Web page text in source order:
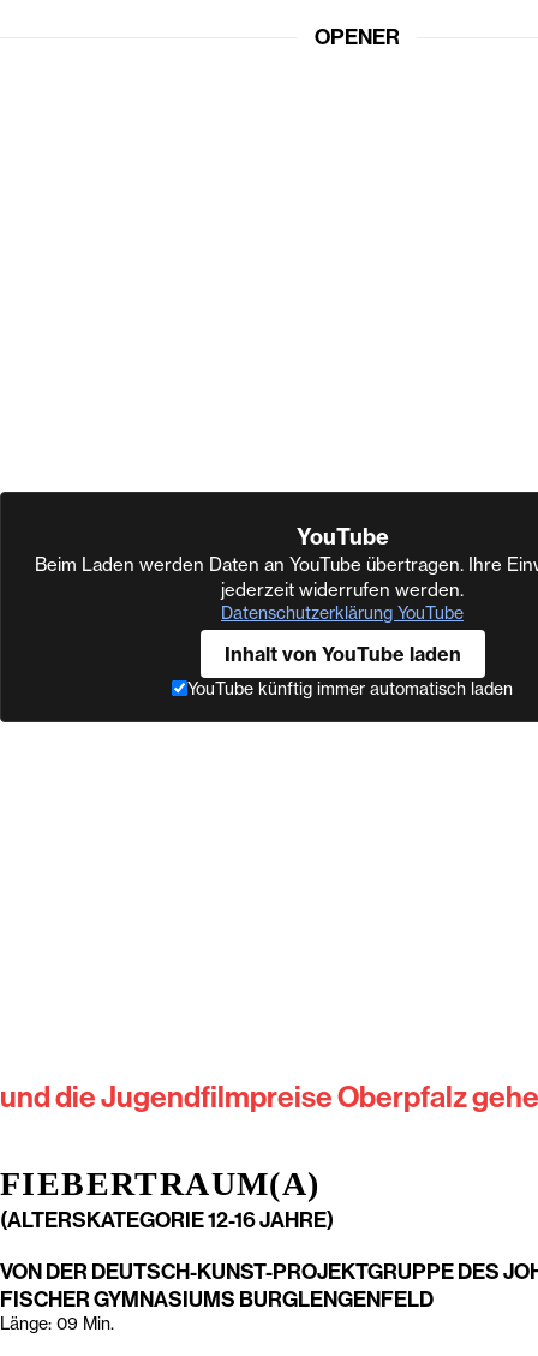
OPENER
YouTube
Beim Laden werden Daten an YouTube übertragen. Ihre
jederzeit widerrufen werden.
Datenschutzerklärung YouTube
Inhalt von YouTube laden
YouTube künftig immer automatisch laden
und die Jugendfilmpreise Oberpfalz
FIEBERTRAUM(A)
(ALTERSKATEGORIE 12-16 JAHRE)
VON DER DEUTSCH-KUNST-PROJEKTGRUPPE DES
FISCHER GYMNASIUMS BURGLENGENFELD
Länge: 09 Min.